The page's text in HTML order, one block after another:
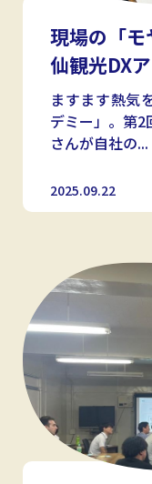
現場の「
仙観光DX
ますます熱気
デミー」。第
さんが自社の...
2025.09.22